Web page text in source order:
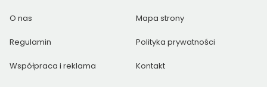
O nas Mapa strony
Regulamin Polityka prywatności
Współpraca i reklama Kontakt